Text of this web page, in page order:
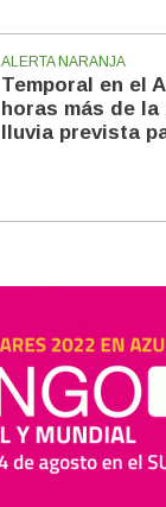
ALERTA NARANJA
Temporal en el
horas más de
lluvia prevista